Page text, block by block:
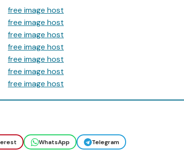
WhatsApp Telegram